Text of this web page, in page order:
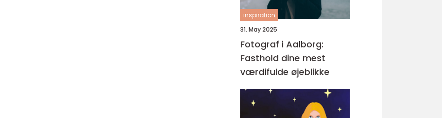
inspiration
31. May 2025
Fotograf i Aalborg:
Fasthold dine mest
værdifulde øjeblikke